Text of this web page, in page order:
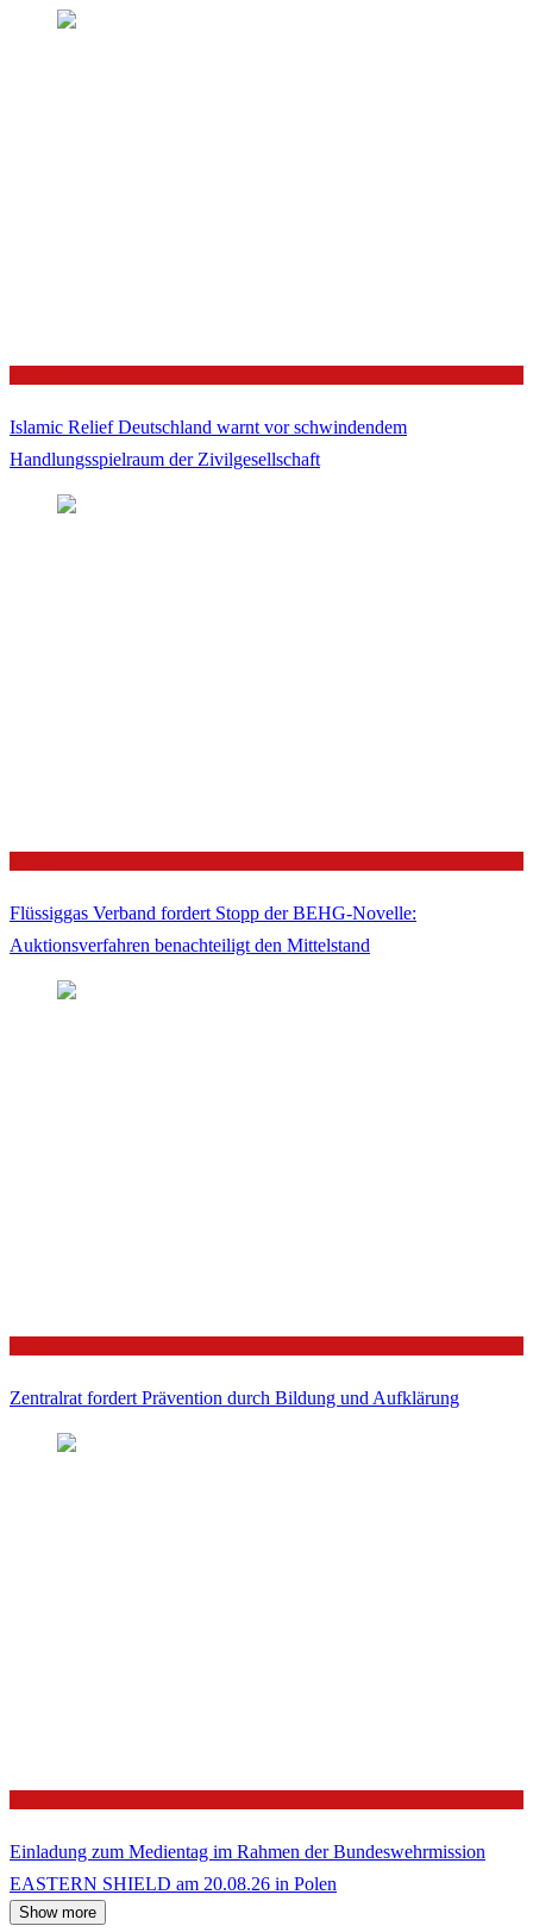
Islamic Relief Deutschland warnt vor schwindendem
Handlungsspielraum der Zivilgesellschaft
Flüssiggas Verband fordert Stopp der BEHG-Novelle:
Auktionsverfahren benachteiligt den Mittelstand
Zentralrat fordert Prävention durch Bildung und Aufklärung
Einladung zum Medientag im Rahmen der Bundeswehrmission
EASTERN SHIELD am 20.08.26 in Polen
Show more